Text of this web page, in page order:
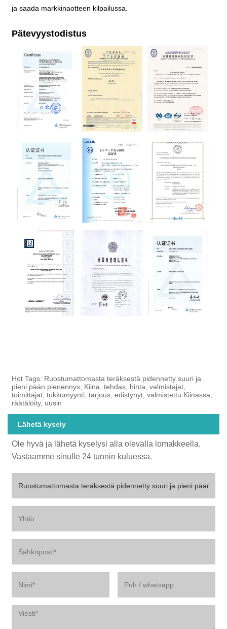
ja saada markkinaotteen kilpailussa.
Pätevyystodistus
Hot Tags: Ruostumattomasta teräksestä pidennetty suuri ja
pieni pään pienennys, Kiina, tehdas, hinta, valmistajat,
toimittajat, tukkumyynti, tarjous, edistynyt, valmistettu Kiinassa,
räätälöity, uusin
Lähetä kysely
Ole hyvä ja lähetä kyselysi alla olevalla lomakkeella.
Vastaamme sinulle 24 tunnin kuluessa.